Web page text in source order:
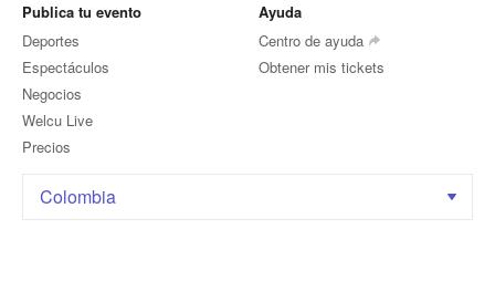
Publica tu evento
Deportes
Espectáculos
Negocios
Welcu Live
Precios
Ayuda
Centro de ayuda
Obtener mis tickets
Colombia